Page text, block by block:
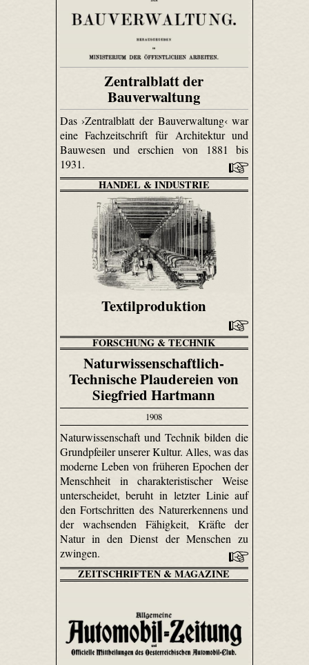
Zentralblatt der
Bauverwaltung
Das ›Zentralblatt der Bauverwaltung‹ war
eine Fachzeitschrift für Architektur und
Bauwesen und erschien von 1881 bis
1931.
HANDEL & INDUSTRIE
Textilproduktion
FORSCHUNG & TECHNIK
Naturwissenschaftlich-
Technische Plaudereien von
Siegfried Hartmann
1908
Naturwissenschaft und Technik bilden die
Grundpfeiler unserer Kultur. Alles, was das
moderne Leben von früheren Epochen der
Menschheit in charakteristischer Weise
unterscheidet, beruht in letzter Linie auf
den Fortschritten des Naturerkennens und
der wachsenden Fähigkeit, Kräfte der
Natur in den Dienst der Menschen zu
zwingen.
ZEITSCHRIFTEN & MAGAZINE